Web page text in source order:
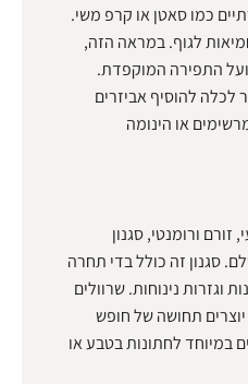
כמו סאטן או קרפ משי.
לגוף. במראה הזה,
התפירה המוקפדת.
להוסיף אביזרים
או הינומה
ורומנטי, סגנון
סגנון זה כולל בדי תחרה
וגזרות נינוחות. שרוולים
תחושה של חופש
במיוחד לחתונות בטבע או